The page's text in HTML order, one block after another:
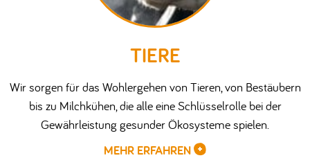
TIERE
Wir sorgen für das Wohlergehen von Tieren, von Bestäubern
bis zu Milchkühen, die alle eine Schlüsselrolle bei der
Gewährleistung gesunder Ökosysteme spielen.
MEHR ERFAHREN